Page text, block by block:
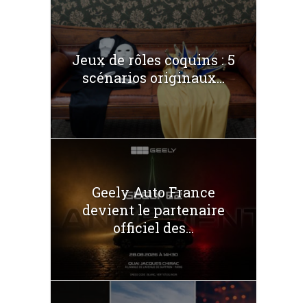
Jeux de rôles coquins : 5
scénarios originaux...
Geely Auto France
devient le partenaire
officiel des...